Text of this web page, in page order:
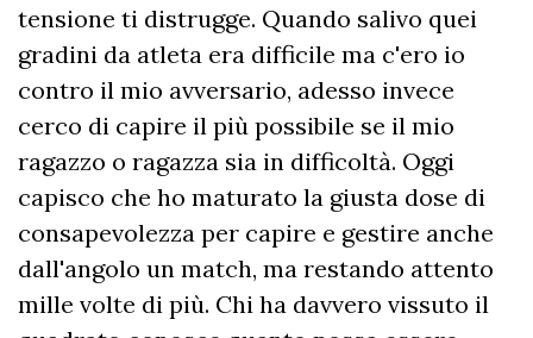
tensione ti distrugge. Quando salivo quei
gradini da atleta era difficile ma c'ero io
contro il mio avversario, adesso invece
cerco di capire il più possibile se il mio
ragazzo o ragazza sia in difficoltà. Oggi
capisco che ho maturato la giusta dose di
consapevolezza per capire e gestire anche
dall'angolo un match, ma restando attento
mille volte di più. Chi ha davvero vissuto il